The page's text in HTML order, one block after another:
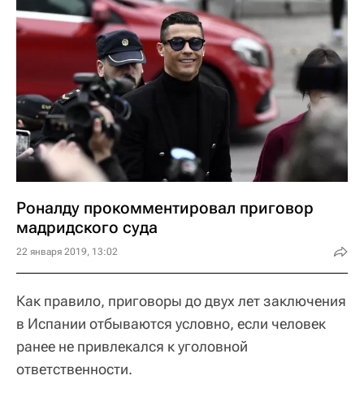
Роналду прокомментировал приговор
мадридского суда
22 января 2019, 13:02
Как правило, приговоры до двух лет заключения
в Испании отбываются условно, если человек
ранее не привлекался к уголовной
ответственности.